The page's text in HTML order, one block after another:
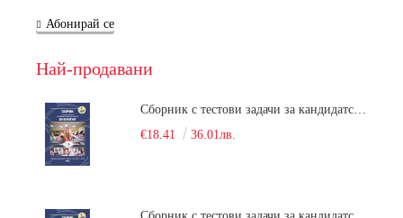
Абонирай се
Най-продавани
Сборник с тестови задачи за кандидатстудентски изпит по биология върху учебния материал за задължителна и профилирана подготовка, изучаван в средния курс на обучение. Част 1
€18.41
36.01лв.